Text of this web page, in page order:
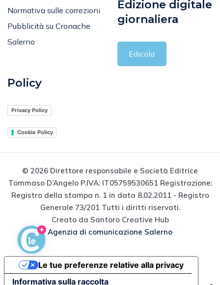
Normativa sulle correzioni
Pubblicità su Cronache
Salerno
Edizione digitale
giornaliera
Edicola
Policy
Privacy Policy
Cookie Policy
© 2026 Direttore responsabile e Società Editrice
Tommaso D’Angelo P.IVA: IT05759530651 Registrazione:
Registro della stampa n. 1 in data 8.02.2011 - Registro
Generale 73/201 Tutti i diritti riservati.
Creato da Santoro Creative Hub
Agenzia di comunicazione Salerno
Informativa sulla raccolta
Le tue preferenze relative alla privacy